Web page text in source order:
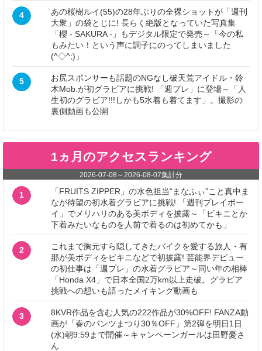
4
あの桜樹ルイ(55)の28年ぶりの全裸ショットが「週刊
大衆」の袋とじに! 長らく絶版となっていた写真集
「櫻 - SAKURA -」もデジタル限定で発売～「今の私
もみたい！という声に調子にのってしまいました
(^◇^;)」
5
お尻スポンサーも話題のNGなし破天荒アイドル・鈴
木Mob.が初グラビアに挑戦! 「週プレ」に登場～「人
生初のグラビア!!!しかも5水着も着てます」。撮影の
裏側動画も公開
1ヵ月のアクセスランキング
2026-07-08 ～ 2026-08-07集計分
1
「FRUITS ZIPPER」の水色担当“まなふぃ”こと真中ま
なが待望の初水着グラビアに挑戦! 「週刊プレイボー
イ」でメリハリのある美ボディを披露～「ビキニとか
下着みたいなものを人前で着るのは初めてかも」
2
これまで胸元すら隠してきたバイクを愛する旅人・有
那が美ボディをビキニなどで初披露! 芸能界デビュー
の初仕事は「週プレ」の水着グラビア～同い年の相棒
「Honda X4」で日本全国2万km以上走破。グラビア
挑戦への想いも語ったメイキング動画も
3
8KVR作品を含む人気の222作品が30%OFF! FANZA動
画が「春のパンツまつり30％OFF」第2弾を明日1日
(水)朝9:59まで開催～キャンペーンガールは田野憂さ
ん